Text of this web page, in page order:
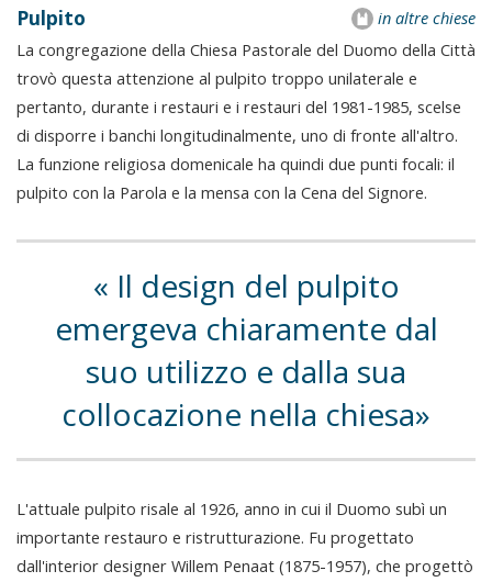
in altre chiese
Pulpito
La congregazione della Chiesa Pastorale del Duomo della Città
trovò questa attenzione al pulpito troppo unilaterale e
pertanto, durante i restauri e i restauri del 1981-1985, scelse
di disporre i banchi longitudinalmente, uno di fronte all'altro.
La funzione religiosa domenicale ha quindi due punti focali: il
pulpito con la Parola e la mensa con la Cena del Signore.
Il design del pulpito
emergeva chiaramente dal
suo utilizzo e dalla sua
collocazione nella chiesa
L'attuale pulpito risale al 1926, anno in cui il Duomo subì un
importante restauro e ristrutturazione. Fu progettato
dall'interior designer Willem Penaat (1875-1957), che progettò